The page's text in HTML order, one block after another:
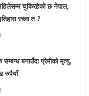
चुकिरहेको छ नेपाल,
रच्ला त ?
सम्बन्ध बनाउँदा प्रेमीको मृत्यु,
रुपैयाँ